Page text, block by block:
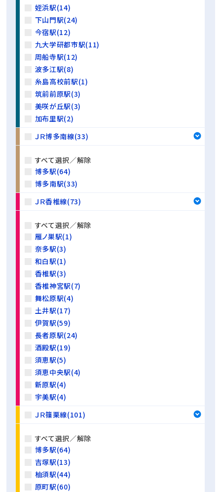
姪浜駅(14)
下山門駅(24)
今宿駅(12)
九大学研都市駅(11)
周船寺駅(12)
波多江駅(8)
糸島高校前駅(1)
筑前前原駅(3)
美咲が丘駅(3)
加布里駅(2)
ＪＲ博多南線(33)
すべて選択／解除
博多駅(64)
博多南駅(33)
ＪＲ香椎線(73)
すべて選択／解除
雁ノ巣駅(1)
奈多駅(3)
和白駅(1)
香椎駅(3)
香椎神宮駅(7)
舞松原駅(4)
土井駅(17)
伊賀駅(59)
長者原駅(24)
酒殿駅(19)
須恵駅(5)
須恵中央駅(4)
新原駅(4)
宇美駅(4)
ＪＲ篠栗線(101)
すべて選択／解除
博多駅(64)
吉塚駅(13)
柚須駅(44)
原町駅(60)